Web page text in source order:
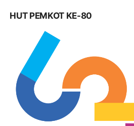
HUT PEMKOT KE-80